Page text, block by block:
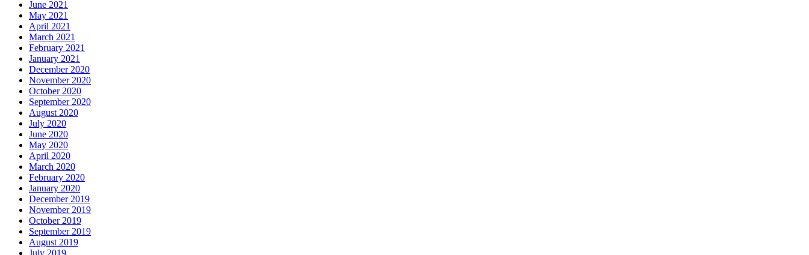
June 2021
May 2021
April 2021
March 2021
February 2021
January 2021
December 2020
November 2020
October 2020
September 2020
August 2020
July 2020
June 2020
May 2020
April 2020
March 2020
February 2020
January 2020
December 2019
November 2019
October 2019
September 2019
August 2019